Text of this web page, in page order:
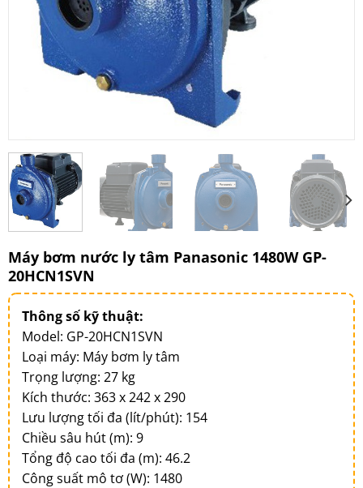
Máy bơm nước ly tâm Panasonic 1480W GP-
20HCN1SVN
Thông số kỹ thuật:
Model: GP-20HCN1SVN
Loại máy: Máy bơm ly tâm
Trọng lượng: 27 kg
Kích thước: 363 x 242 x 290
Lưu lượng tối đa (lít/phút): 154
Chiều sâu hút (m): 9
Tổng độ cao tối đa (m): 46.2
Công suất mô tơ (W): 1480